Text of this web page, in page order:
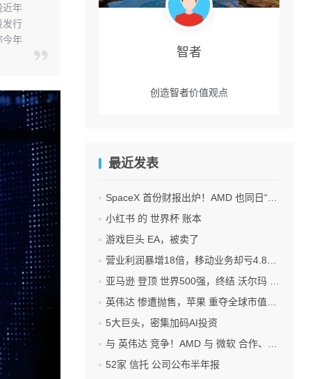
近年
发行
今年
智者
创造智者价值观点
最近发表
SpaceX 首份财报出炉！AMD 也同日“交卷”！
小红书 的 世界杯 账本
游戏巨头 EA，被卖了
营业利润暴增18倍，移动业务却亏4.85亿美元：三星 AI红利的另一面
亚马逊 登顶 世界500强，终结 沃尔玛 连续12年领跑纪录
英伟达 惨遭抛售，苹果 重夺全球市值第一，释放什么信号？
5大巨头，密集加码AI投资
与 英伟达 竞争！AMD 与 微软 合作、将交付机架级系统Helios
52家 信托 公司公布半年报